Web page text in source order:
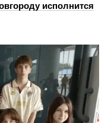
исполнится